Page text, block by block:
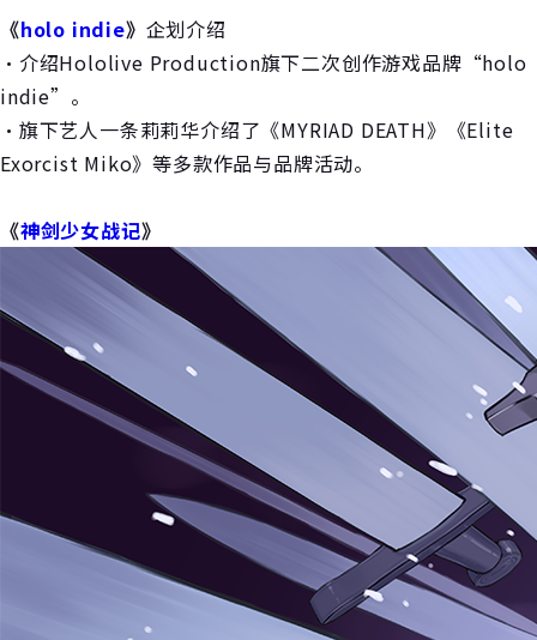
《holo indie》 企划介绍
・介绍Hololive Production旗下二次创作游戏品牌“holo
indie”。
・旗下艺人一条莉莉华介绍了《MYRIAD DEATH》《Elite
Exorcist Miko》等多款作品与品牌活动。
《神剑少女战记》